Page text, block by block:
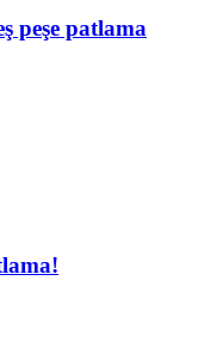
peşe patlama